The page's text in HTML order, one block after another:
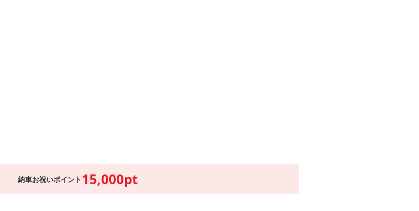
納車お祝いポイント15,000pt